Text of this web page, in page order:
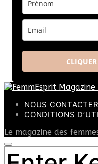
NOUS CONTACTER
CONDITIONS
Le magazine des
SEARCH
FOR: